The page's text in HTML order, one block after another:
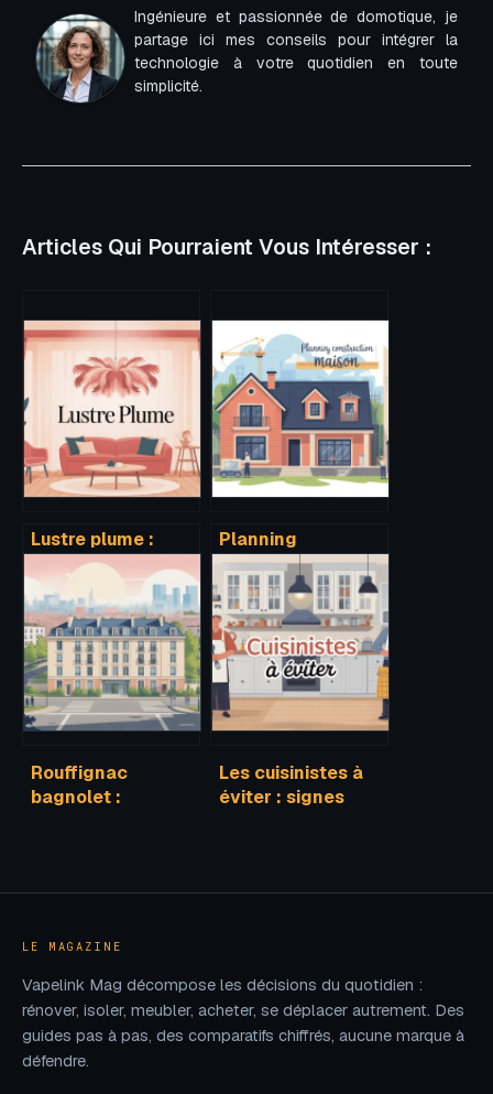
Ingénieure et passionnée de domotique, je
partage ici mes conseils pour intégrer la
technologie à votre quotidien en toute
simplicité.
Articles Qui Pourraient Vous Intéresser :
Lustre plume :
guide complet
pour choisir un
éclairage aussi
léger que stylé
Planning
construction
maison : étapes
clés et délais à
anticiper
Rouffignac
bagnolet :
résidence
Les cuisinistes à
éviter : signes
LE MAGAZINE
Vapelink Mag décompose les décisions du quotidien :
rénover, isoler, meubler, acheter, se déplacer autrement. Des
guides pas à pas, des comparatifs chiffrés, aucune marque à
défendre.